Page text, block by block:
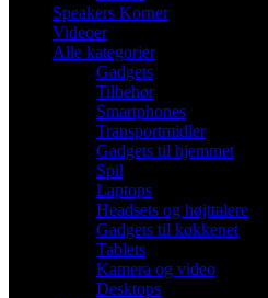
Speakers Korner
Videoer
Alle kategorier
Gadgets
Tilbehør
Smartphones
Transportmidler
Gadgets til hjemmet
Spil
Laptops
Headsets og højttalere
Gadgets til køkkenet
Tablets
Kamera og video
Desktops